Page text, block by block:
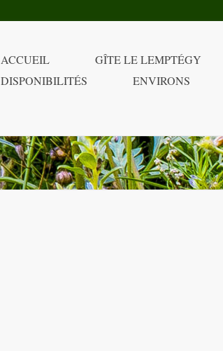
ACCUEIL GÎTE LE LEMPTÉGY
DISPONIBILITÉS
ENVIRONS